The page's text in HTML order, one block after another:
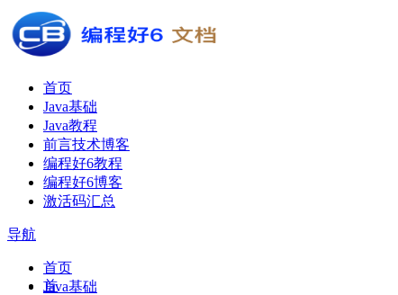
首页
Java基础
Java教程
前言技术博客
编程好6教程
编程好6博客
激活码汇总
导航
首
首页
Java基础